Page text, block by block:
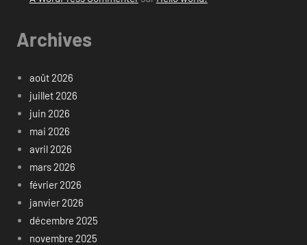
Archives
août 2026
juillet 2026
juin 2026
mai 2026
avril 2026
mars 2026
février 2026
janvier 2026
décembre 2025
novembre 2025